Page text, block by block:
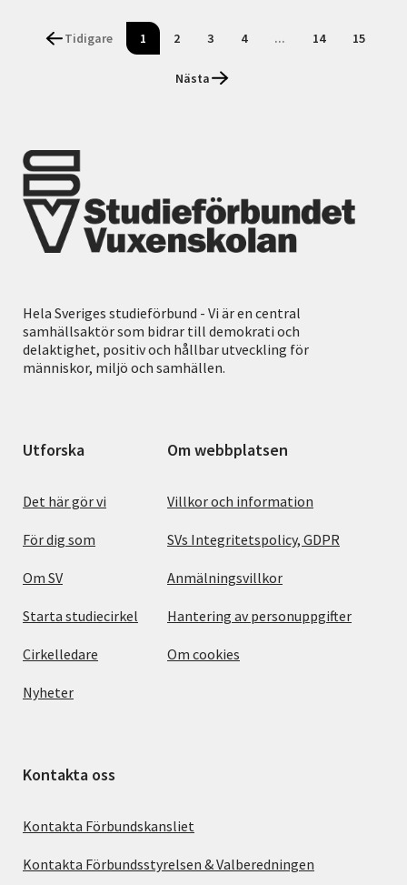
Tidigare 1 2 3 4 ... 14 15
Nästa
Hela Sveriges studieförbund - Vi är en central
samhällsaktör som bidrar till demokrati och
delaktighet, positiv och hållbar utveckling för
människor, miljö och samhällen.
Utforska
Det här gör vi
För dig som
Om SV
Starta studiecirkel
Cirkelledare
Nyheter
Om webbplatsen
Villkor och information
SVs Integritetspolicy, GDPR
Anmälningsvillkor
Hantering av personuppgifter
Om cookies
Kontakta oss
Kontakta Förbundskansliet
Kontakta Förbundsstyrelsen & Valberedningen